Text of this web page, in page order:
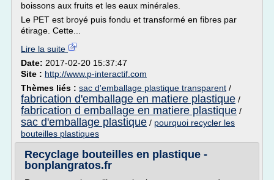
boissons aux fruits et les eaux minérales.
Le PET est broyé puis fondu et transformé en fibres par
étirage. Cette...
Lire la suite
Date: 2017-02-20 15:37:47
Site : http://www.p-interactif.com
Thèmes liés : sac d'emballage plastique transparent /
fabrication d'emballage en matiere plastique /
fabrication d emballage en matiere plastique /
sac d'emballage plastique / pourquoi recycler les
bouteilles plastiques
Recyclage bouteilles en plastique -
bonplangratos.fr